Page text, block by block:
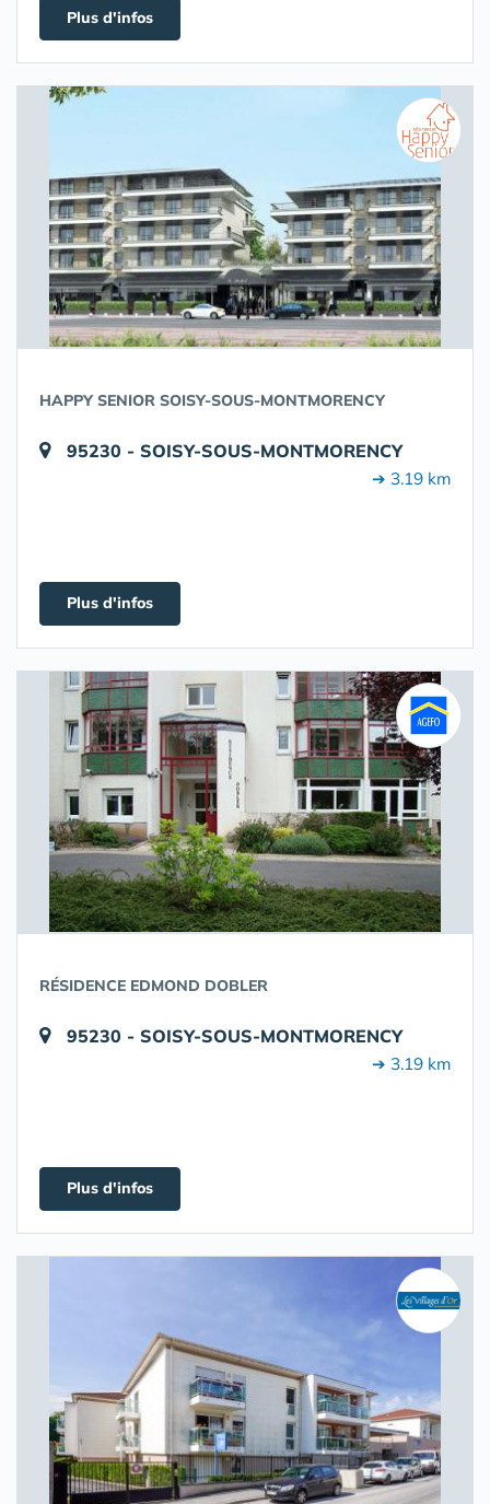
Plus d'infos
HAPPY SENIOR SOISY-SOUS-MONTMORENCY
95230 - SOISY-SOUS-MONTMORENCY
➔ 3.19 km
Plus d'infos
RÉSIDENCE EDMOND DOBLER
95230 - SOISY-SOUS-MONTMORENCY
➔ 3.19 km
Plus d'infos